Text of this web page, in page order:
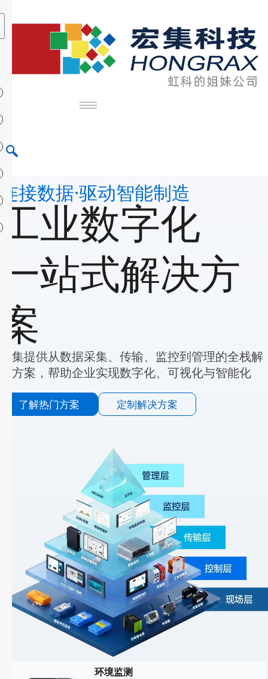
连接数据·驱动智能制造
工业数字化
一站式解决方
案
宏集提供从数据采集、传输、监控到管理的全栈解
决方案，帮助企业实现数字化、可视化与智能化
了解热门方案 定制解决方案
环境监测